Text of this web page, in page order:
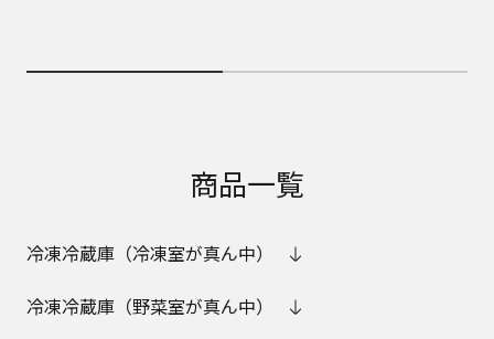
商品一覧
冷凍冷蔵庫（冷凍室が真ん中）
冷凍冷蔵庫（野菜室が真ん中）